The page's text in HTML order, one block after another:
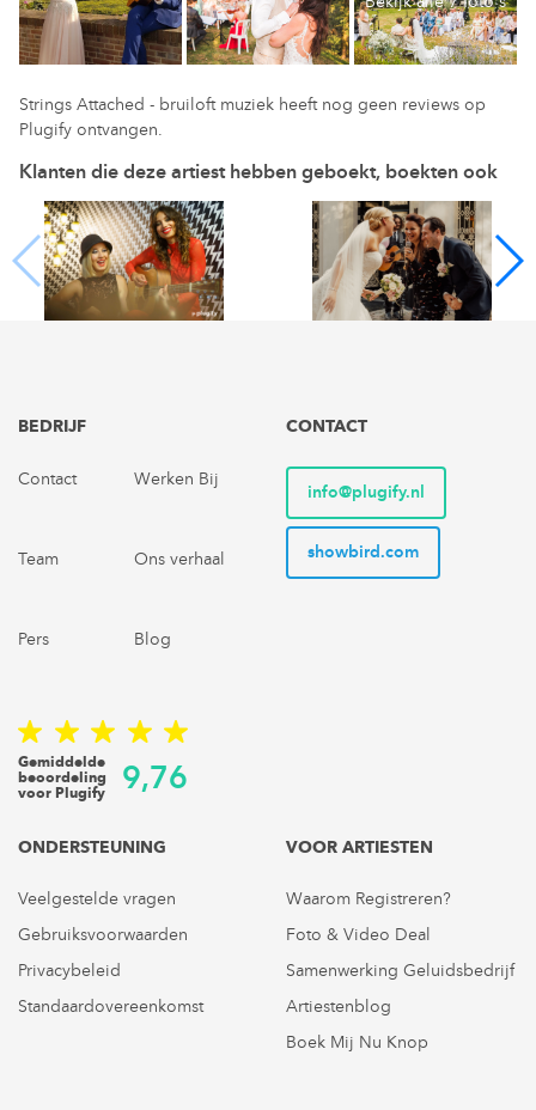
Strings Attached - bruiloft muziek heeft nog geen reviews op
Plugify ontvangen.
Klanten die deze artiest hebben geboekt, boekten ook
BEDRIJF
Contact Werken Bij
Team Ons verhaal
Pers Blog
Gemiddelde
beoordeling
voor Plugify
9,76
CONTACT
info@plugify.nl
showbird.com
ONDERSTEUNING
Veelgestelde vragen
Gebruiksvoorwaarden
Privacybeleid
Standaardovereenkomst
VOOR ARTIESTEN
Waarom Registreren?
Foto & Video Deal
Samenwerking Geluidsbedrijf
Artiestenblog
Boek Mij Nu Knop